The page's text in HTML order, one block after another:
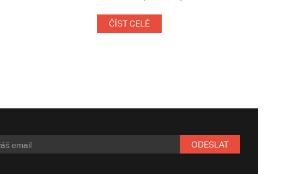
ČÍST CELÉ
ODESLAT